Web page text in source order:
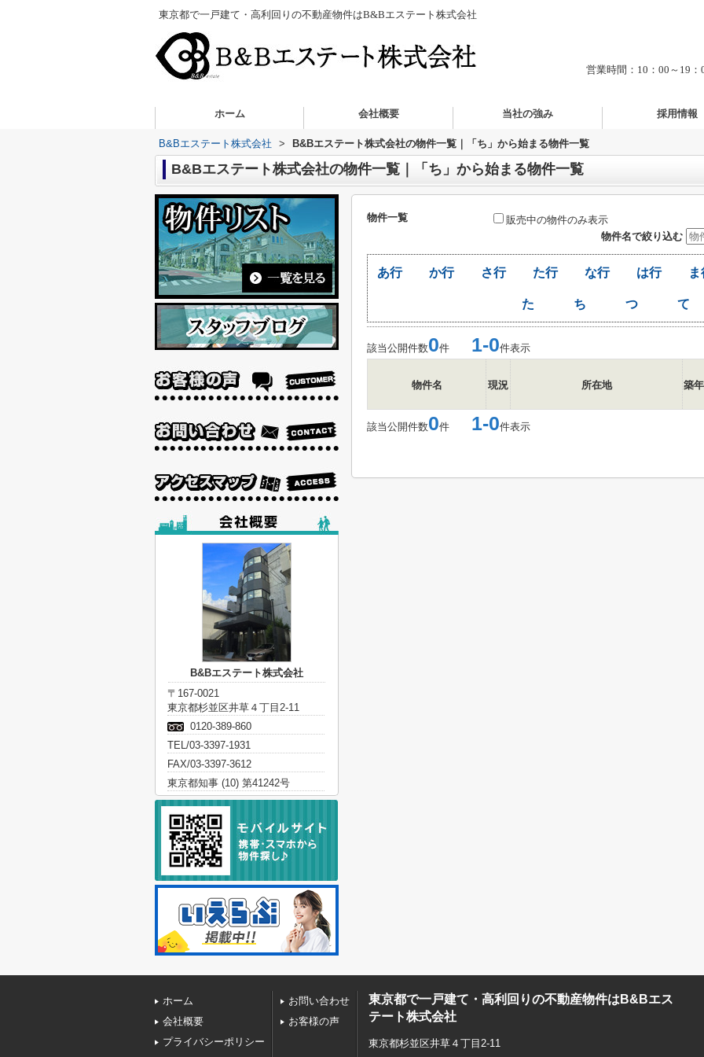
東京都で一戸建て・高利回りの不動産物件はB&Bエステート株式会社
営業時間：10：00～19
ホーム 会社概要 当社の強み 採用情報
B&Bエステート株式会社 > B&Bエステート株式会社の物件一覧｜「ち」から始まる物件一覧
B&Bエステート株式会社の物件一覧｜「ち」から始まる物件一覧
物件一覧
販売中の物件のみ表示
物件名で絞り込む
あ行 か行 さ行 た行 な行 は行
た ち つ て
該当公開件数0件 1-0件表示
物件名 現況 所在地 築
該当公開件数0件 1-0件表示
B&Bエステート株式会社
〒167-0021
東京都杉並区井草４丁目2-11
0120-389-860
TEL/03-3397-1931
FAX/03-3397-3612
東京都知事 (10) 第41242号
ホーム
会社概要
プライバシーポリシー
お問い合わせ
お客様の声
東京都で一戸建て・高利回りの不動産物件はB&Bエス
テート株式会社
東京都杉並区井草４丁目2-11